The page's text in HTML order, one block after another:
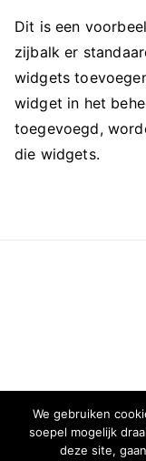
Dit is een
zijbalk er
widgets
widget in het
toegevoegd,
die widgets.
We gebruiken
soepel mogelijk
deze site,